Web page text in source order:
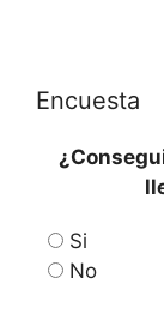
Encuesta
Si
No